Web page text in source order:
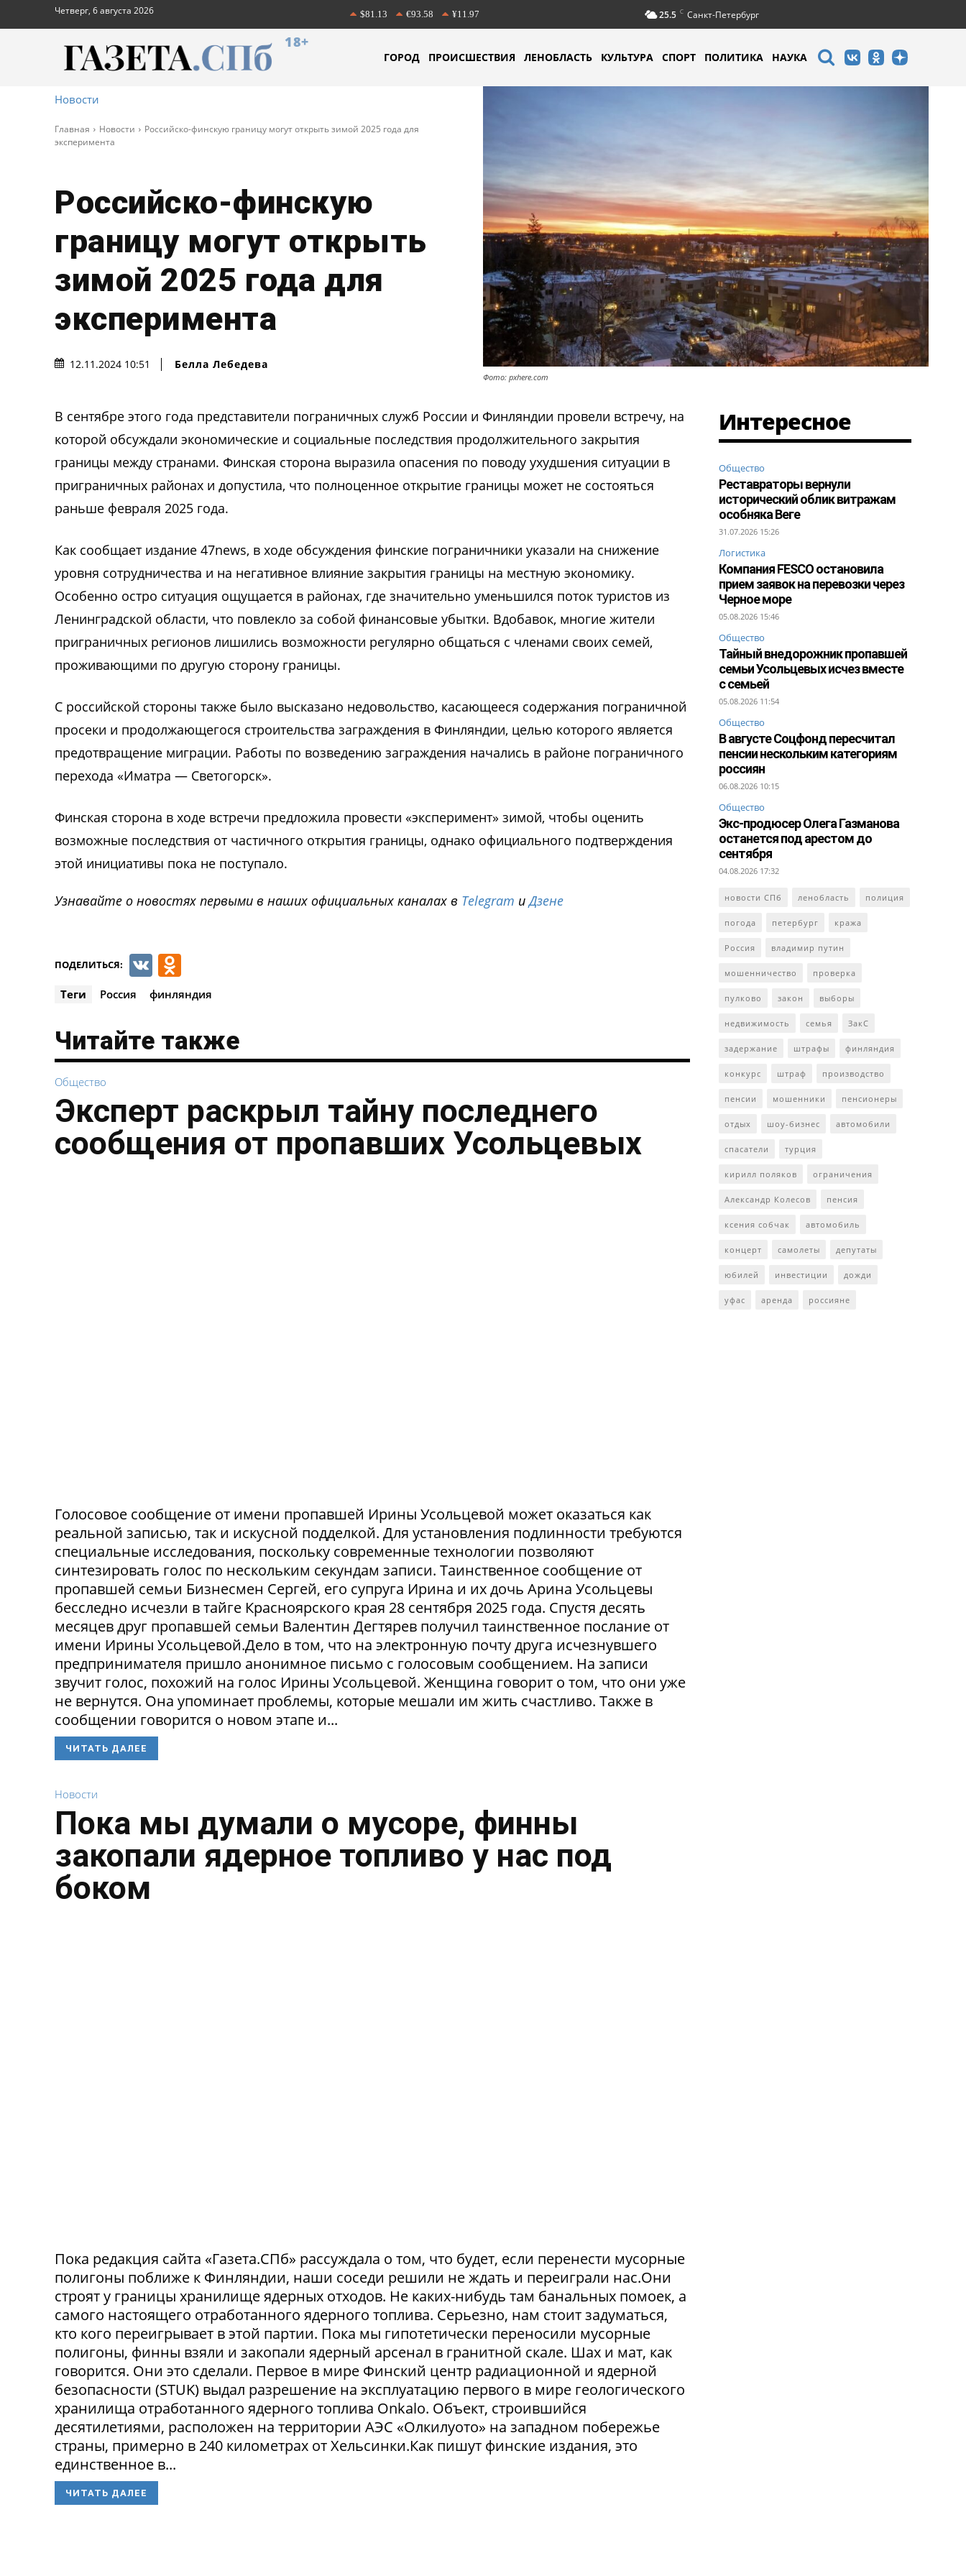
Четверг, 6 августа 2026 $81.13 €93.58 ¥11.97 25.5 C Санкт-Петербург
18+
ГОРОД ПРОИСШЕСТВИЯ ЛЕНОБЛАСТЬ КУЛЬТУРА СПОРТ ПОЛИТИКА НАУКА
Новости
Главная Новости
Российско-финскую границу могут открыть зимой 2025 года для
эксперимента
Российско-финскую
границу могут открыть
зимой 2025 года для
эксперимента
12.11.2024 10:51 Белла Лебедева
Фото: pxhere.com
В сентябре этого года представители пограничных служб России и Финляндии провели встречу, на
которой обсуждали экономические и социальные последствия продолжительного закрытия
границы между странами. Финская сторона выразила опасения по поводу ухудшения ситуации в
приграничных районах и допустила, что полноценное открытие границы может не состояться
раньше февраля 2025 года.
Как сообщает издание 47news, в ходе обсуждения финские пограничники указали на снижение
уровня сотрудничества и на негативное влияние закрытия границы на местную экономику.
Особенно остро ситуация ощущается в районах, где значительно уменьшился поток туристов из
Ленинградской области, что повлекло за собой финансовые убытки. Вдобавок, многие жители
приграничных регионов лишились возможности регулярно общаться с членами своих семей,
проживающими по другую сторону границы.
С российской стороны также было высказано недовольство, касающееся содержания пограничной
просеки и продолжающегося строительства заграждения в Финляндии, целью которого является
предотвращение миграции. Работы по возведению заграждения начались в районе пограничного
перехода «Иматра — Светогорск».
Финская сторона в ходе встречи предложила провести «эксперимент» зимой, чтобы оценить
возможные последствия от частичного открытия границы, однако официального подтверждения
этой инициативы пока не поступало.
Узнавайте о новостях первыми в наших официальных каналах в Telegram иДзене
ПОДЕЛИТЬСЯ: VK
Теги Россия финляндия
Читайте также
Общество
Эксперт раскрыл тайну последнего
сообщения от пропавших Усольцевых
Голосовое сообщение от имени пропавшей Ирины Усольцевой может оказаться как
реальной записью, так и искусной подделкой. Для установления подлинности требуются
специальные исследования, поскольку современные технологии позволяют
синтезировать голос по нескольким секундам записи. Таинственное сообщение от
пропавшей семьи Бизнесмен Сергей, его супруга Ирина и их дочь Арина Усольцевы
бесследно исчезли в тайге Красноярского края 28 сентября 2025 года. Спустя десять
месяцев друг пропавшей семьи Валентин Дегтярев получил таинственное послание от
имени Ирины Усольцевой.Дело в том, что на электронную почту друга исчезнувшего
предпринимателя пришло анонимное письмо с голосовым сообщением. На записи
звучит голос, похожий на голос Ирины Усольцевой. Женщина говорит о том, что они уже
не вернутся. Она упоминает проблемы, которые мешали им жить счастливо. Также в
сообщении говорится о новом этапе и...
ЧИТАТЬ ДАЛЕЕ
Новости
Пока мы думали о мусоре, финны
закопали ядерное топливо у нас под
боком
Пока редакция сайта «Газета.СПб» рассуждала о том, что будет, если перенести мусорные
полигоны поближе к Финляндии, наши соседи решили не ждать и переиграли нас.Они
строят у границы хранилище ядерных отходов. Не каких-нибудь там банальных помоек, а
самого настоящего отработанного ядерного топлива. Серьезно, нам стоит задуматься,
кто кого переигрывает в этой партии. Пока мы гипотетически переносили мусорные
полигоны, финны взяли и закопали ядерный арсенал в гранитной скале. Шах и мат, как
говорится. Они это сделали. Первое в мире Финский центр радиационной и ядерной
безопасности (STUK) выдал разрешение на эксплуатацию первого в мире геологического
хранилища отработанного ядерного топлива Onkalo. Объект, строившийся
десятилетиями, расположен на территории АЭС «Олкилуото» на западном побережье
страны, примерно в 240 километрах от Хельсинки.Как пишут финские издания, это
единственное в...
ЧИТАТЬ ДАЛЕЕ
Интересное
Общество
Реставраторы вернули
исторический облик витражам
особняка Веге
31.07.2026 15:26
Логистика
Компания FESCO остановила
прием заявок на перевозки через
Черное море
05.08.2026 15:46
Общество
Тайный внедорожник пропавшей
семьи Усольцевых исчез вместе
с семьей
05.08.2026 11:54
Общество
В августе Соцфонд пересчитал
пенсии нескольким категориям
россиян
06.08.2026 10:15
Общество
Экс-продюсер Олега Газманова
останется под арестом до
сентября
04.08.2026 17:32
новости СПб ленобласть полиция
погода петербург кража
Россия владимир путин
мошенничество проверка
пулково закон выборы
недвижимость семья ЗакС
задержание штрафы финляндия
конкурс штраф производство
пенсии мошенники пенсионеры
отдых шоу-бизнес автомобили
спасатели турция
кирилл поляков ограничения
Александр Колесов пенсия
ксения собчак автомобиль
концерт самолеты депутаты
юбилей инвестиции дожди
уфас аренда россияне